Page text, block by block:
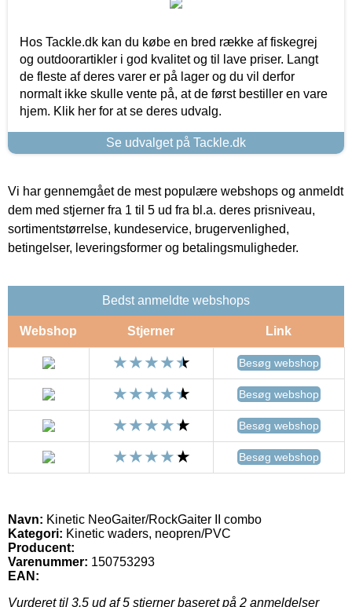
Hos Tackle.dk kan du købe en bred række af fiskegrej
og outdoorartikler i god kvalitet og til lave priser. Langt
de fleste af deres varer er på lager og du vil derfor
normalt ikke skulle vente på, at de først bestiller en vare
hjem. Klik her for at se deres udvalg.
Se udvalget på Tackle.dk
Vi har gennemgået de mest populære webshops og anmeldt
dem med stjerner fra 1 til 5 ud fra bl.a. deres prisniveau,
sortimentstørrelse, kundeservice, brugervenlighed,
betingelser, leveringsformer og betalingsmuligheder.
Bedst anmeldte webshops
Webshop Stjerner Link
Besøg webshop
Besøg webshop
Besøg webshop
Besøg webshop
Navn: Kinetic NeoGaiter/RockGaiter II combo
Kategori: Kinetic waders, neopren/PVC
Producent:
Varenummer: 150753293
EAN:
Vurderet til 3.5 ud af 5 stjerner baseret på 2 anmeldelser